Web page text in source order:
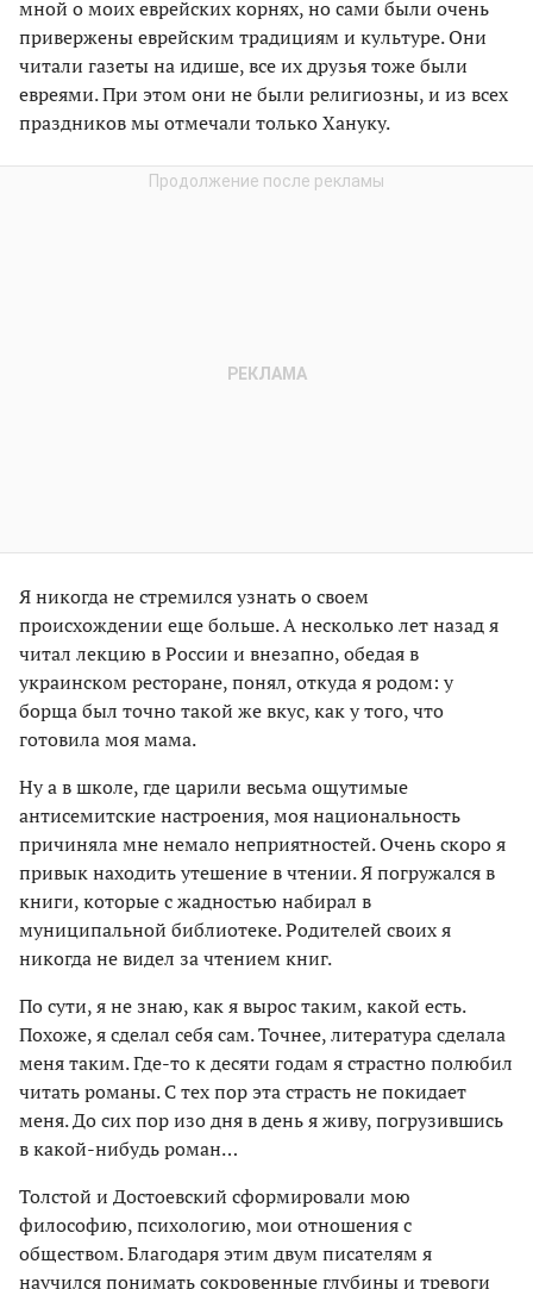
мной о моих еврейских корнях, но сами были очень
привержены еврейским традициям и культуре. Они
читали газеты на идише, все их друзья тоже были
евреями. При этом они не были религиозны, и из всех
праздников мы отмечали только Хануку.
Я никогда не стремился узнать о своем
происхождении еще больше. А несколько лет назад я
читал лекцию в России и внезапно, обедая в
украинском ресторане, понял, откуда я родом: у
борща был точно такой же вкус, как у того, что
готовила моя мама.
Ну а в школе, где царили весьма ощутимые
антисемитские настроения, моя национальность
причиняла мне немало неприятностей. Очень скоро я
привык находить утешение в чтении. Я погружался в
книги, которые с жадностью набирал в
муниципальной библиотеке. Родителей своих я
никогда не видел за чтением книг.
По сути, я не знаю, как я вырос таким, какой есть.
Похоже, я сделал себя сам. Точнее, литература сделала
меня таким. Где-то к десяти годам я страстно полюбил
читать романы. С тех пор эта страсть не покидает
меня. До сих пор изо дня в день я живу, погрузившись
в какой-нибудь роман…
Толстой и Достоевский сформировали мою
философию, психологию, мои отношения с
обществом. Благодаря этим двум писателям я
научился понимать сокровенные глубины и тревоги